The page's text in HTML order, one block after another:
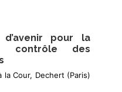
pour la
contrôle des
la Cour, Dechert (Paris)